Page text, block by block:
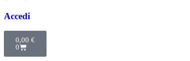
Accedi
0,00 €
0